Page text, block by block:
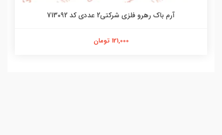
آرم باک رهرو فلزی شرکتی2 عددی کد 713092
121,000 تومان